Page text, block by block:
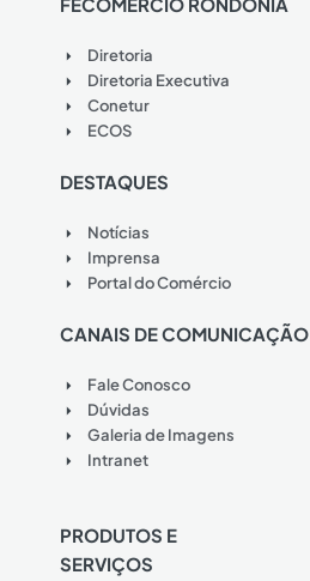
Diretoria
Diretoria Executiva
Conetur
ECOS
DESTAQUES
Notícias
Imprensa
Portal do Comércio
CANAIS DE COMUNICAÇÃO
Fale Conosco
Dúvidas
Galeria de Imagens
Intranet
PRODUTOS E
SERVIÇOS